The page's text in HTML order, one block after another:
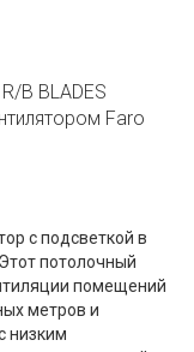
B BLADES
Faro
с подсветкой в
потолочный
помещений
метров и
низким